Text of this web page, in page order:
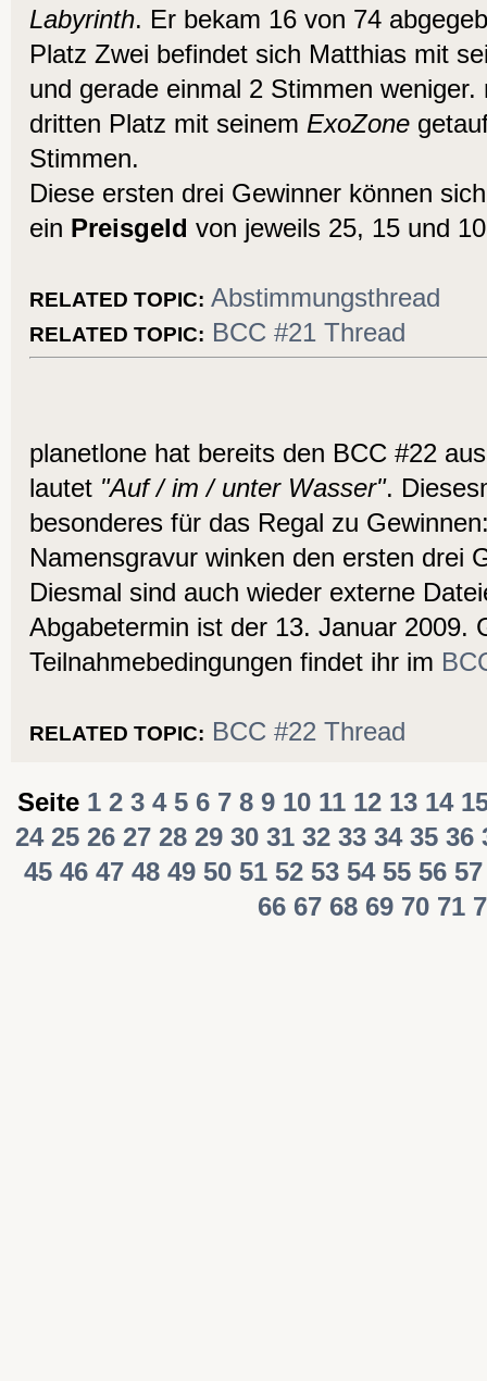
Labyrinth. Er bekam 16 von 74
Platz Zwei befindet sich Matthias mit
und gerade einmal 2 Stimmen
dritten Platz mit seinem ExoZone
Stimmen.
Diese ersten drei Gewinner können
ein Preisgeld von jeweils 25, 15 und
RELATED TOPIC: Abstimmungsthread
RELATED TOPIC: BCC #21 Thread
planetlone hat bereits den BCC #22
lautet "Auf / im / unter Wasser".
besonderes für das Regal zu
Namensgravur winken den ersten drei
Diesmal sind auch wieder externe
Abgabetermin ist der 13. Januar 2009.
Teilnahmebedingungen findet ihr im
RELATED TOPIC: BCC #22 Thread
Seite 1 2 3 4 5 6 7 8 9 10 11 12 13 14
24 25 26 27 28 29 30 31 32 33 34 35 36
45 46 47 48 49 50 51 52 53 54 55 56 57
66 67 68 69 70 71